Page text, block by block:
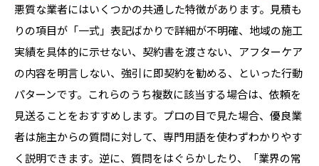
悪質な業者にはいくつかの共通した特徴があります。見積も
りの項目が「一式」表記ばかりで詳細が不明確、地域の施工
実績を具体的に示せない、契約書を渡さない、アフターケア
の内容を明言しない、強引に即契約を勧める、といった行動
パターンです。これらのうち複数に該当する場合は、依頼を
見送ることをおすすめします。プロの目で見た場合、優良業
者は施主からの質問に対して、専門用語を使わずわかりやす
く説明できます。逆に、質問をはぐらかしたり、「業界の常